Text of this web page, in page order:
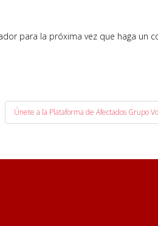
para la próxima vez que haga un
Únete a la Plataforma de Afectados Grupo